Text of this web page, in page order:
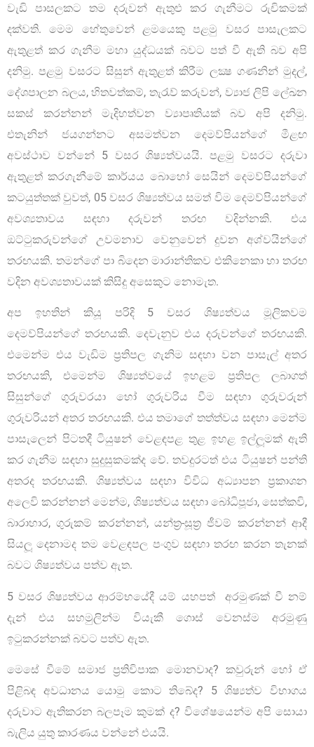
වැඩි පාසලකට තම දරුවන් ඇතුළු කර ගැනීමට රුචිකමක්
දක්වති. මෙම හේතුවෙන් ළමයෙකු පළමු වසර පාසැලකට
ඇතුළත් කර ගැනීම මහා යුද්ධයක් බවට පත් වී ඇති බව අපි
දනිමු. පළමු වසරට සිසුන් ඇතුළත් කිරීම ලක්‍ෂ ගණනින් මුදල්,
දේශපාලන බලය, හිතවත්කම්, තැරැව් කරුවන්, ව්‍යාජ ලිපි ලේඛන
සකස් කරන්නන් මැදිහත්වන ව්‍යාපෘතියක් බව අපි දනිමු.
එතැනින් ජයගන්නට අසමත්වන දෙමව්පියන්ගේ මීළඟ
අවස්ථාව වන්නේ 5 වසර ශිෂ්‍යත්වයයි. පළමු වසරට දරුවා
ඇතුළත් කරගැනීමේ කාර්යය බොහෝ සෙයින් දෙමව්පියන්ගේ
කටයුත්තක් වුවත්, 05 වසර ශිෂ්‍යත්වය සමත් විම දෙමව්පියන්ගේ
අවශ්‍යතාවය සඳහා දරුවන් තරඟ වදින්නකි. එය
ඔට්ටුකරුවන්ගේ උවමනාව වෙනුවෙන් දුවන අශ්වයින්ගේ
තරඟයකි. තමන්ගේ පා බිදෙන මාරාන්තිකව එකිනෙකා හා තරඟ
වදින අවශ්‍යතාවයක් කිසිදු අසෙකුට නොමැත.
අප ඉහතින් කියූ පරිදි 5 වසර ශිෂ්‍යත්වය මූලිකවම
දෙමව්පියන්ගේ තරඟයකි. දෙවැනුව එය දරුවන්ගේ තරඟයකි.
එමෙන්ම එය වැඩිම ප‍්‍රතිපල ගැනිම සඳහා වන පාසැල් අතර
තරඟයකි, එමෙන්ම ශිෂ්‍යත්වයේ ඉහළම ප‍්‍රතිපල ලබාගත්
සිසුන්ගේ ගුරුවරයා හෝ ගුරුවරිය වීම සඳහා ගුරුවරුන්
ගුරුවරියන් අතර තරඟයකි. එය තමාගේ තත්ත්වය සඳහා මෙන්ම
පාසැලෙන් පිටතදී ටියුෂන් වෙළඳපළ තුළ ඉහළ ඉල්ලූමක් ඇති
කර ගැනීම සඳහා සුදුසුකමක්ද වේ. තවදුරටත් එය ටියුෂන් පන්ති
අතරද තරඟයකි. ශිෂ්‍යත්වය සඳහා විවිධ අධ්‍යාපන ප‍්‍රකාශන
අලෙවි කරන්නන් මෙන්ම, ශිෂ්‍යත්වය සඳහා බෝධිපූජා, සෙත්කවි,
බාරාහාර, ගුරුකම් කරන්නන්, යන්ත‍්‍ර-සූත‍්‍ර ජීවම් කරන්නන් ආදී
සියලූ දෙනාමද තම වෙළඳපල පංගුව සඳහා තරඟ කරන තැනක්
බවට ශිෂ්‍යත්වය පත්ව ඇත.
5 වසර ශිෂ්‍යත්වය ආරම්භයේදී යම් යහපත් අරමුණක් වී නම්
දැන් එය සහමුලින්ම වියැකී ගොස් වෙනස්ම අරමුණු
ඉටුකරන්නක් බවට පත්ව ඇත.
මෙසේ වීමේ සමාජ ප‍්‍රතිවිපාක මොනවාද? කවුරුන් හෝ ඒ
පිළිබඳ අවධානය යොමු කොට තිබේද? 5 ශිෂ්‍යත්ව විභාගය
දරුවාට ඇතිකරන බලපෑම කුමක් ද? විශේෂයෙන්ම අපි සොයා
බැලිය යුතු කාරණය වන්නේ එයයි.